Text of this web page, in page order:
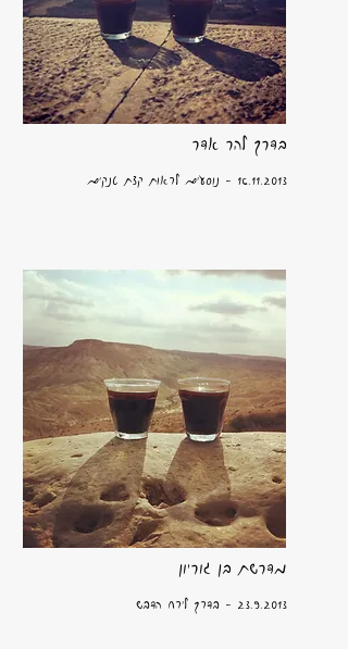
בדרך להר אדר
16.11.2013 - נוסעים לראות קצת טנקים
מדרשת בן גוריון
23.9.2013 - בדרך לירח הדבש